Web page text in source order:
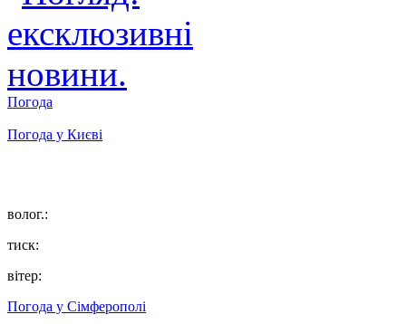
Погода
Погода у Києві
волог.:
тиск:
вітер:
Погода у Сімферополі